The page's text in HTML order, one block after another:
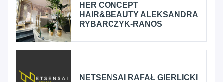
HER CONCEPT
HAIR&BEAUTY ALEKSANDRA
RYBARCZYK-RANOS
NETSENSAI RAFAŁ GIERLICKI